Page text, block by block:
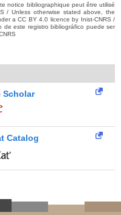
notice bibliographique peut être utilisé
/ Unless otherwise stated above, the
a CC BY 4.0 licence by Inist-CNRS /
este registro bibliográfico puede ser
Scholar
Catalog